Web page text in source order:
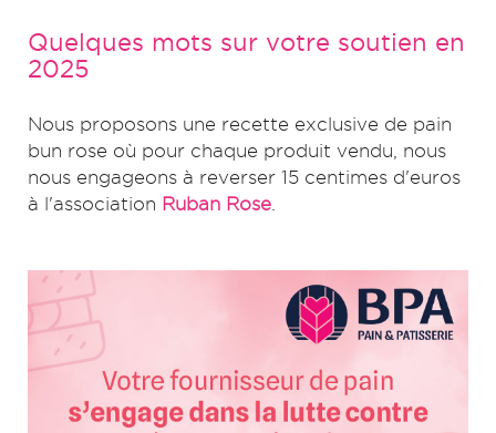
Quelques mots sur votre soutien en
2025
Nous proposons une recette exclusive de pain
bun rose où pour chaque produit vendu, nous
nous engageons à reverser 15 centimes d'euros
à l'association Ruban Rose